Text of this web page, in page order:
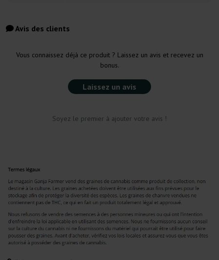
Avis des clients
Vous connaissez déjà ce produit ? Laissez un avis et recevez un
bonus.
Laissez un avis
Soyez le premier à ajouter votre avis !